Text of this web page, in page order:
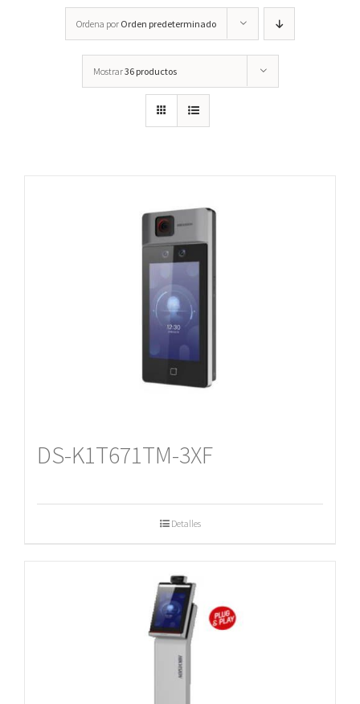
Ordena por Orden predeterminado
Mostrar36 productos
DS-K1T671TM-3XF
Detalles